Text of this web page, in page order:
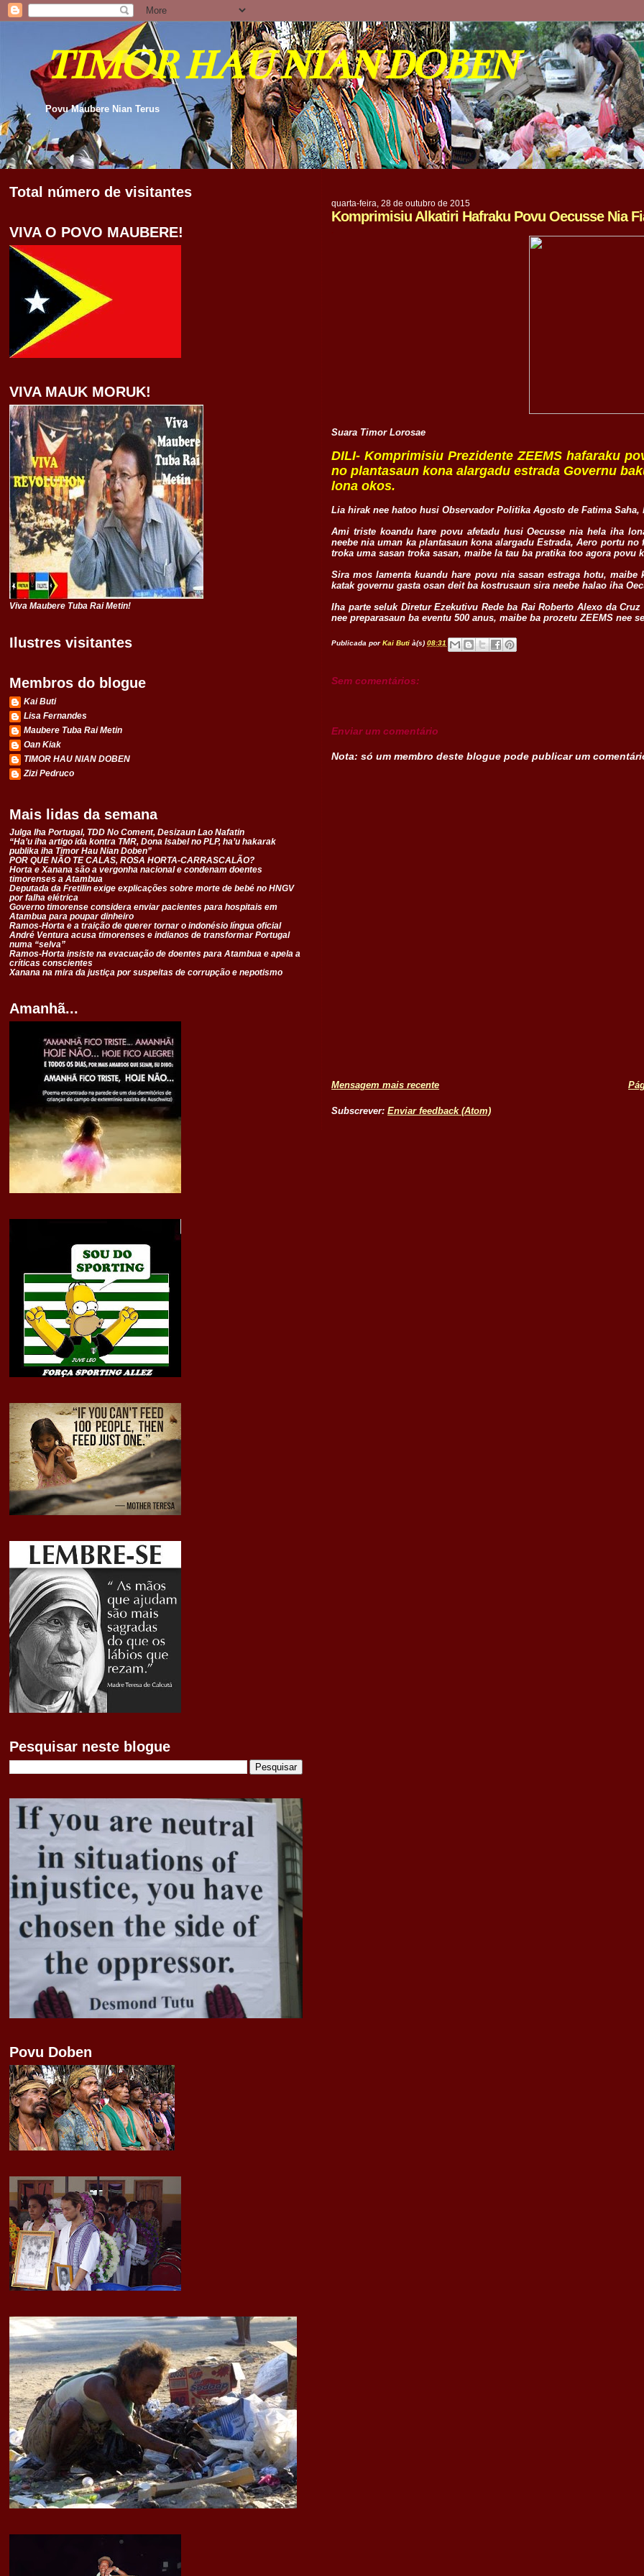
TIMOR HAU NIAN DOBEN
Povu Maubere Nian Terus
quarta-feira, 28 de outubro de 2015
Komprimisiu Alkatiri Hafraku Povu Oecusse Nia
Suara Timor Lorosae
DILI- Komprimisiu Prezidente ZEEMS hafaraku
no plantasaun kona alargadu estrada Governu
lona okos.
Lia hirak nee hatoo husi Observador Politika Agosto de Fatima Saha,
Ami triste koandu hare povu afetadu husi Oecusse nia hela iha
neebe nia uman ka plantasaun kona alargadu Estrada, Aero portu
troka uma sasan troka sasan, maibe la tau ba pratika too agora
Sira mos lamenta kuandu hare povu nia sasan estraga hotu,
katak governu gasta osan deit ba kostrusaun sira neebe halao iha
Iha parte seluk Diretur Ezekutivu Rede ba Rai Roberto Alexo da
nee preparasaun ba eventu 500 anus, maibe ba prozetu ZEEMS nee
Publicada porKai Buti à(s)08:31
Sem comentários:
Enviar um comentário
Nota: só um membro deste blogue pode publicar um
Mensagem mais recente
Subscrever:Enviar feedback (Atom)
Total número de visitantes
VIVA O POVO MAUBERE!
VIVA MAUK MORUK!
Viva Maubere Tuba Rai Metin!
Ilustres visitantes
Membros do blogue
Kai Buti
Lisa Fernandes
Maubere Tuba Rai Metin
Oan Kiak
TIMOR HAU NIAN DOBEN
Zizi Pedruco
Mais lidas da semana
Julga Iha Portugal, TDD No Coment, Desizaun Lao Nafatin
“Ha’u iha artigo ida kontra TMR, Dona Isabel no PLP, ha’u hakarak
publika iha Timor Hau Nian Doben”
POR QUE NÃO TE CALAS, ROSA HORTA-CARRASCALÃO?
Horta e Xanana são a vergonha nacional e condenam doentes
timorenses a Atambua
Deputada da Fretilin exige explicações sobre morte de bebé no HNGV
por falha elétrica
Governo timorense considera enviar pacientes para hospitais em
Atambua para poupar dinheiro
Ramos-Horta e a traição de querer tornar o indonésio língua oficial
André Ventura acusa timorenses e indianos de transformar Portugal
numa “selva”
Ramos-Horta insiste na evacuação de doentes para Atambua e apela a
críticas conscientes
Xanana na mira da justiça por suspeitas de corrupção e nepotismo
Amanhã...
Pesquisar neste blogue
Povu Doben